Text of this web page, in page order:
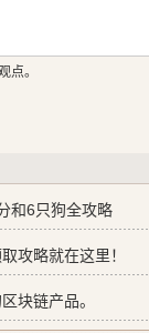
点。
和6只狗全攻略
攻略就在这里！
块链产品。